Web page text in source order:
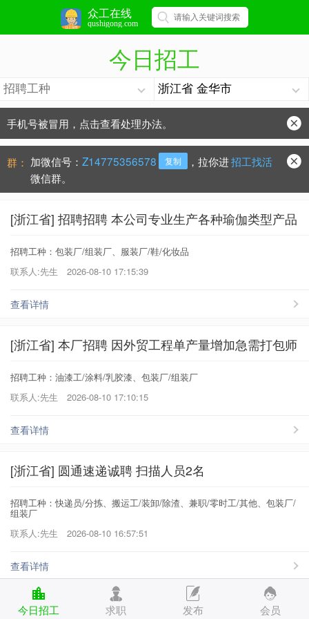
众工在线
qushigong.com
今日招工
手机号被冒用，点击查看处理办法。
防骗常识：学会这些不上当？
群： 加微信号： Z14775356578 复制 ，拉你进招工找活
微信群。
[浙江省] 招聘招聘 本公司专业生产各种瑜伽类型产品
招聘工种：包装厂/组装厂、服装厂/鞋/化妆品
联系人:先生
2026-08-10 17:15:39
查看详情
[浙江省] 本厂招聘 因外贸工程单产量增加急需打包师
招聘工种：油漆工/涂料/乳胶漆、包装厂/组装厂
联系人:先生
2026-08-10 17:10:15
查看详情
[浙江省] 圆通速递诚聘 扫描人员2名
招聘工种：快递员/分拣、搬运工/装卸/除渣、兼职/零时工/其他、包装厂/
组装厂
联系人:先生
2026-08-10 16:57:51
查看详情
[浙江省] 兰溪市昊凌工贸有限公司诚聘
今日招工 求职 发布 会员